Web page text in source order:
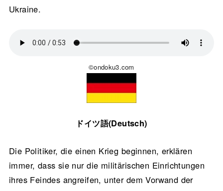
Ukraine.
©ondoku3.com
ドイツ語(Deutsch)
Die Politiker, die einen Krieg beginnen, erklären
immer, dass sie nur die militärischen Einrichtungen
ihres Feindes angreifen, unter dem Vorwand der